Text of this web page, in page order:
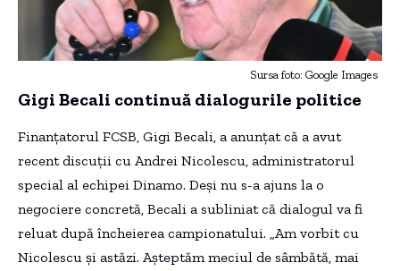
Sursa foto: Google Images
Gigi Becali continuă dialogurile politice
Finanțatorul FCSB, Gigi Becali, a anunțat că a avut
recent discuții cu Andrei Nicolescu, administratorul
special al echipei Dinamo. Deși nu s-a ajuns la o
negociere concretă, Becali a subliniat că dialogul va fi
reluat după încheierea campionatului. „Am vorbit cu
Nicolescu și astăzi. Așteptăm meciul de sâmbătă, mai